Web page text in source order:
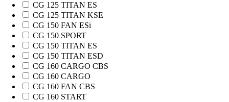
CG 125 TITAN ES
CG 125 TITAN KSE
CG 150 FAN ESi
CG 150 SPORT
CG 150 TITAN ES
CG 150 TITAN ESD
CG 160 CARGO CBS
CG 160 CARGO
CG 160 FAN CBS
CG 160 START